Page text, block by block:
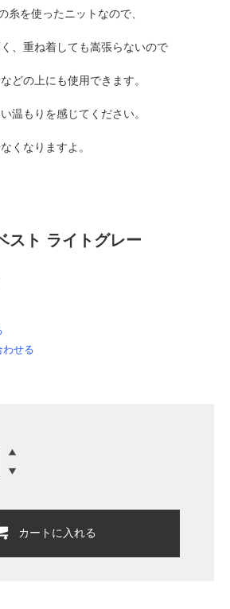
糸を使ったニットなので、
、重ね着しても嵩張らないので
どの上にも使用できます。
温もりを感じてください。
くなりますよ。
スト ライトグレー
わせる
カートに入れる